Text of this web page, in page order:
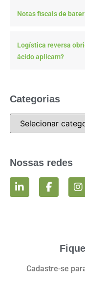
Notas fiscais de
Logística reversa
ácido aplicam?
Categorias
Nossas redes
Cadastre-se